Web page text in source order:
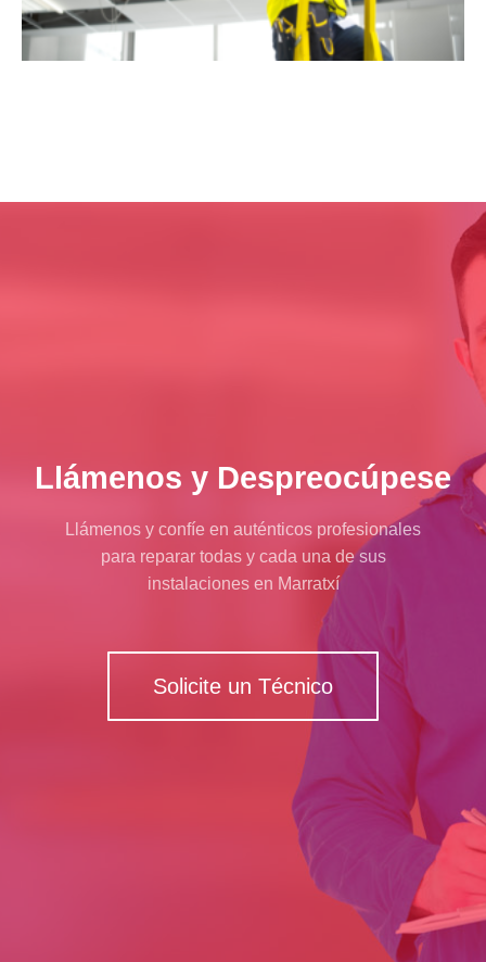
Llámenos y Despreocúpese
Llámenos y confíe en auténticos profesionales
para reparar todas y cada una de sus
instalaciones en Marratxí
Solicite un Técnico